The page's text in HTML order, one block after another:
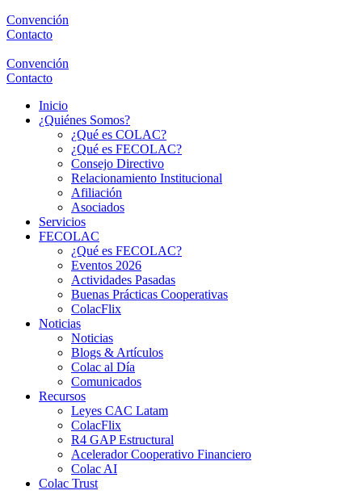
Convención
Contacto
Convención
Contacto
Inicio
¿Quiénes Somos?
¿Qué es COLAC?
¿Qué es FECOLAC?
Consejo Directivo
Relacionamiento Institucional
Afiliación
Asociados
Servicios
FECOLAC
¿Qué es FECOLAC?
Eventos 2026
Actividades Pasadas
Buenas Prácticas Cooperativas
ColacFlix
Noticias
Noticias
Blogs & Artículos
Colac al Día
Comunicados
Recursos
Leyes CAC Latam
ColacFlix
R4 GAP Estructural
Acelerador Cooperativo Financiero
Colac AI
Colac Trust